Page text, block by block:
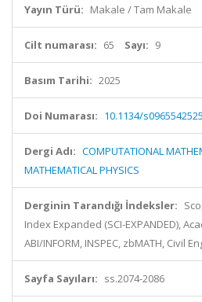
Yayın Türü: Makale / Tam Makale
Cilt numarası: 65 Sayı: 9
Basım Tarihi: 2025
Doi Numarası: 10.1134/
Dergi Adı: COMPUTATIONAL
MATHEMATICAL PHYSICS
Derginin Tarandığı İndeksler:
Index Expanded (SCI-EXPANDED),
ABI/INFORM, INSPEC, zbMATH, Civil
Sayfa Sayıları: ss.2074-2086